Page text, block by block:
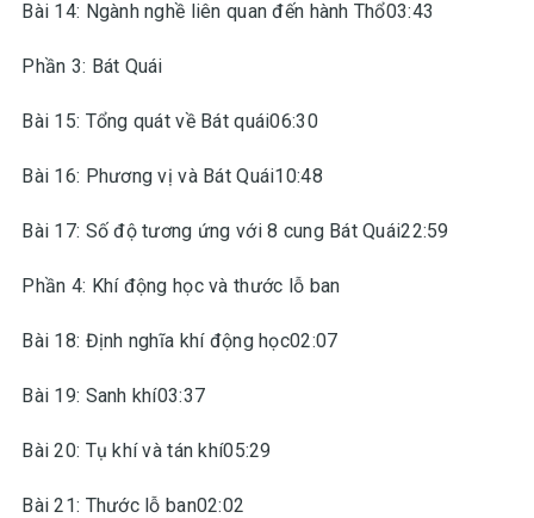
Bài 14: Ngành nghề liên quan đến hành Thổ03:43
Phần 3: Bát Quái
Bài 15: Tổng quát về Bát quái06:30
Bài 16: Phương vị và Bát Quái10:48
Bài 17: Số độ tương ứng với 8 cung Bát Quái22:59
Phần 4: Khí động học và thước lỗ ban
Bài 18: Định nghĩa khí động học02:07
Bài 19: Sanh khí03:37
Bài 20: Tụ khí và tán khí05:29
Bài 21: Thước lỗ ban02:02